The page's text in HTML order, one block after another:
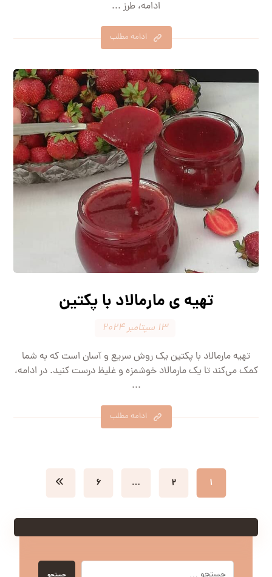
ادامه، طرز ...
ادامه مطلب
تهیه ی مارمالاد با پکتین
۱۳ سپتامبر ۲۰۲۴
تهیه مارمالاد با پکتین یک روش سریع و آسان است که به شما
کمک می‌کند تا یک مارمالاد خوشمزه و غلیظ درست کنید. در ادامه،
...
ادامه مطلب
۱ ۲ … ۶
جستجو